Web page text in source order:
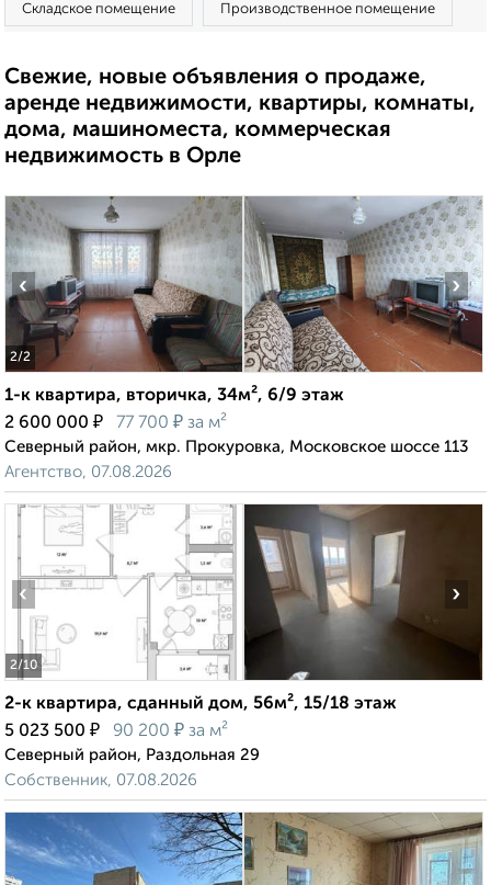
Складское помещение Производственное помещение
Свежие, новые объявления о продаже,
аренде недвижимости, квартиры, комнаты,
дома, машиноместа, коммерческая
недвижимость в Орле
2/2
‹ ›
1-к квартира, вторичка, 34м², 6/9 этаж
2 600 000 ₽ 77 700 ₽ за м²
Северный район, мкр. Прокуровка, Московское шоссе 113
Агентство, 07.08.2026
2/10
‹ ›
2-к квартира, сданный дом, 56м², 15/18 этаж
5 023 500 ₽ 90 200 ₽ за м²
Северный район, Раздольная 29
Собственник, 07.08.2026